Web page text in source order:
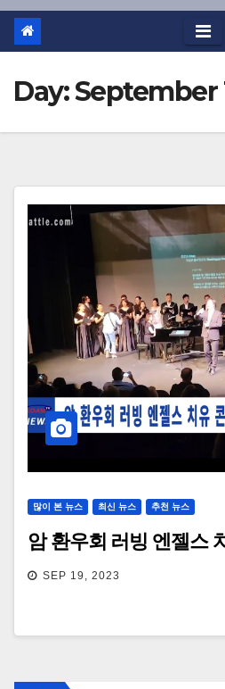
Day:September
많이 본 뉴스 최신 뉴스 추천 뉴스
암 환우회 러빙 엔젤스
SEP 19, 2023